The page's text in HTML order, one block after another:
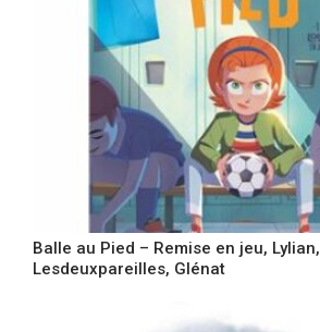
Balle au Pied – Remise en jeu, Lylian,
Lesdeuxpareilles, Glénat